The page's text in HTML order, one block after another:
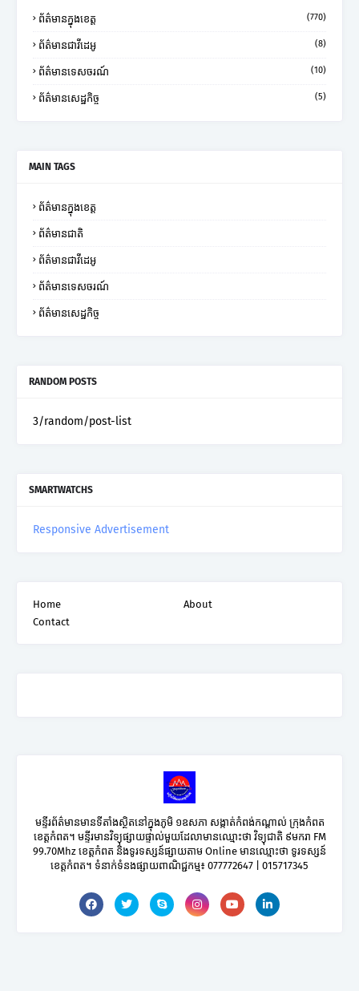
ព័ត៌មានក្នុងខេត្ត (770)
ព័ត៌មានជាវីដេអូ (8)
ព័ត៌មានទេសចរណ៍ (10)
ព័ត៌មានសេដ្ឋកិច្ច (5)
MAIN TAGS
ព័ត៌មានក្នុងខេត្ត
ព័ត៌មានជាតិ
ព័ត៌មានជាវីដេអូ
ព័ត៌មានទេសចរណ៍
ព័ត៌មានសេដ្ឋកិច្ច
RANDOM POSTS
3/random/post-list
SMARTWATCHS
Responsive Advertisement
Home
About
Contact
មន្ទីរព័ត៌មានមានទីតាំងស្ថិតនៅក្នុងភូមិ ១ឧសភា សង្កាត់កំពង់កណ្តាល់ ក្រុងកំពត
ខេត្តកំពត។ មន្ទីរមានវិទ្យុផ្សាយផ្ទាល់មួយដែលាមានឈ្មោះថា វិទ្យុជាតិ ៩មករា FM
99.70Mhz ខេត្តកំពត និងទូរទស្សន៍ផ្សាយតាម Online មានឈ្មោះថា ទូរទស្សន៍
ខេត្តកំពត។ ទំនាក់ទំនងផ្សាយពាណិជ្ជកម្ម៖ 077772647 | 015717345